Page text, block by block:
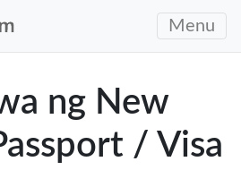
Menu
ng New
/ Visa